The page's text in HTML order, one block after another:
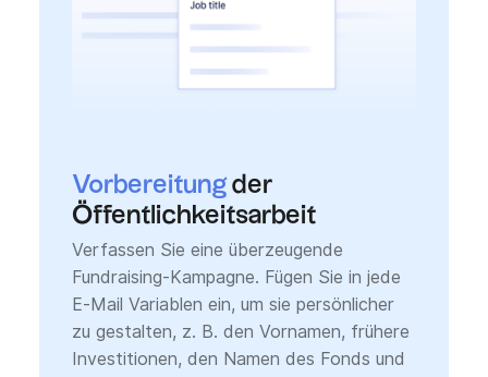
Vorbereitungder
Öffentlichkeitsarbeit
Verfassen Sie eine überzeugende
Fundraising-Kampagne. Fügen Sie in jede
E-Mail Variablen ein, um sie persönlicher
zu gestalten, z. B. den Vornamen, frühere
Investitionen, den Namen des Fonds und